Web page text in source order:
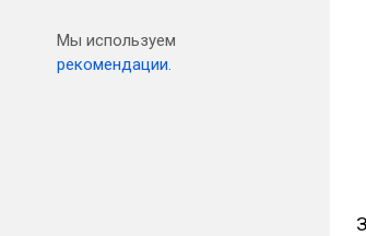
Мы используем
рекомендации.